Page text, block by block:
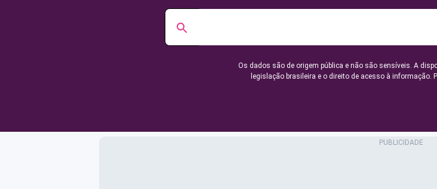
Os dados são de origem pública e não são sensíveis. A
legislação brasileira e o direito de acesso à informação.